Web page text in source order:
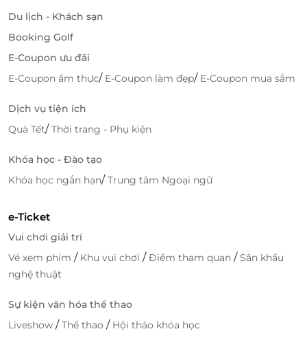
Chăm sóc bản thân không còn là điều xa xỉ, mà hoàn
toàn nằm trong tầm tay bạn.
Truy cập LifeLink
làm đẹp hấp dẫn bạn nhé!
Du lịch - Khách sạn
Booking Golf
E-Coupon ưu đãi
E-Coupon ẩm thực/ E-Coupon làm đẹp/ E-Coupon mua sắm
Dịch vụ tiện ích
Quà Tết/Thời trang - Phụ kiện
Khóa học - Đào tạo
Khóa học ngắn hạn/Trung tâm Ngoại ngữ
e-Ticket
Vui chơi giải trí
Vé xem phim / Khu vui chơi /Điểm tham quan /Sân khấu
nghệ thuật
Sự kiện văn hóa thể thao
Liveshow /Thể thao / Hội thảo khóa học